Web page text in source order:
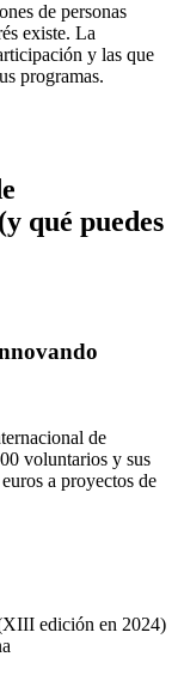
de personas
existe. La
y las que
programas.
qué puedes
de
voluntarios y sus
a proyectos de
edición en 2024)